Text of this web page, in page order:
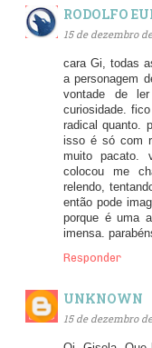
RODOLFO
15 de dezembro
cara Gi, todas
a personagem
vontade de
curiosidade.
radical quanto.
isso é só com
muito pacato.
colocou me
relendo,
então pode
porque é uma
imensa.
Responder
UNKNOWN
15 de dezembro